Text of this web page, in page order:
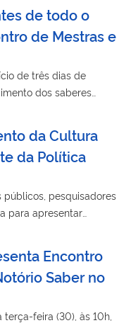
de todo o
de Mestras e
de três dias de
dos saberes
da Cultura
da Política
públicos, pesquisadores
para apresentar
Encontro
Saber no
feira (30), às 10h,